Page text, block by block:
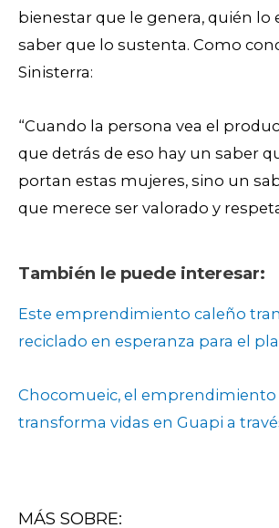
bienestar que le genera, quién lo
saber que lo sustenta. Como
Sinisterra:
“Cuando la persona vea el
que detrás de eso hay un saber
portan estas mujeres, sino un
que merece ser valorado y
También le puede interesar:
Este emprendimiento caleño
reciclado en esperanza para el
Chocomueic, el emprendimiento
transforma vidas en Guapi a
MÁS SOBRE: